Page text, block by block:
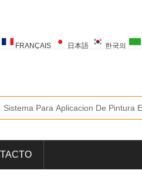
FRANÇAIS 日本語 한국의